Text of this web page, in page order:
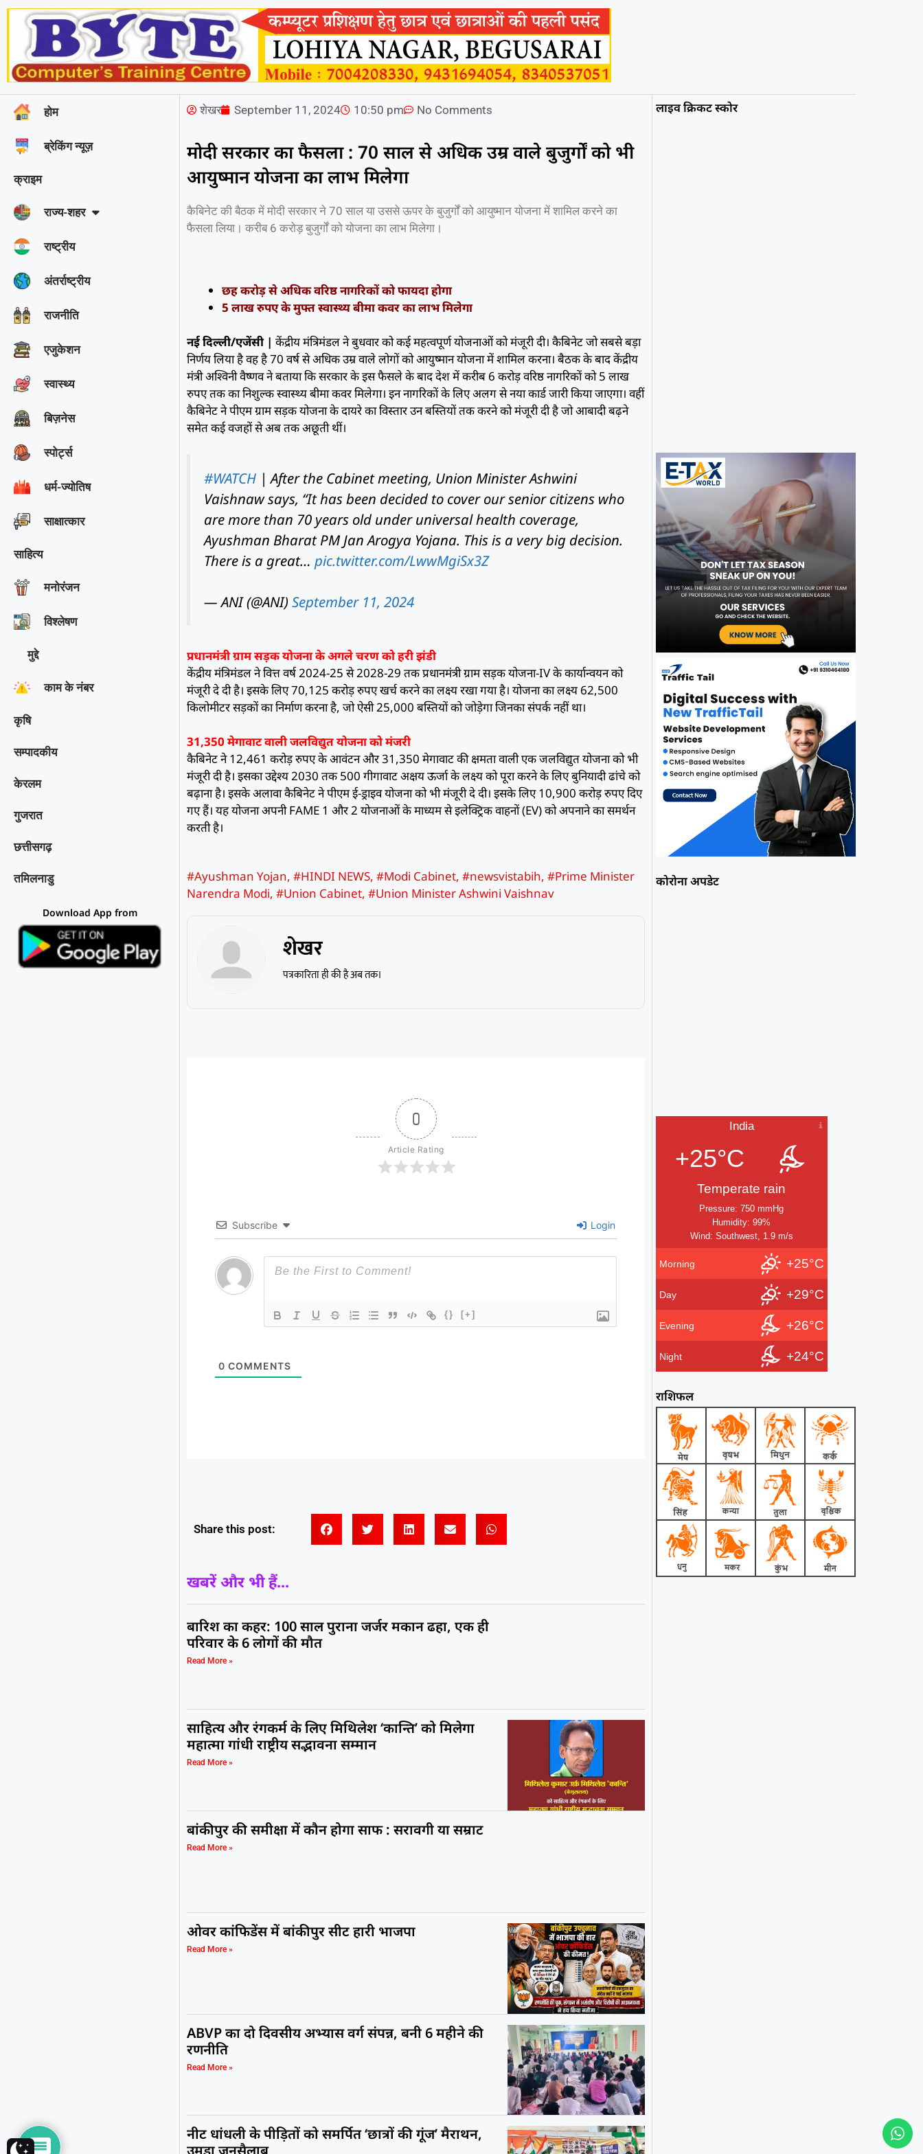
होम
ब्रेकिंग न्यूज़
क्राइम
राज्‍य-शहर
राष्ट्रीय
अंतर्राष्ट्रीय
राजनीति
एजुकेशन
स्वास्थ्य
बिज़नेस
स्पोर्ट्स
धर्म-ज्योतिष
साक्षात्‍कार
साहित्य
मनोरंजन
विश्‍लेषण
मुद्दे
काम के नंबर
कृषि
सम्पादकीय
केरलम
गुजरात
छत्तीसगढ़
तमिलनाडु
Download App from
शेखर September 11, 2024 10:50 pm No Comments
मोदी सरकार का फैसला : 70 साल से अधिक उम्र वाले बुजुर्गों को भी
आयुष्मान योजना का लाभ मिलेगा
कैबिनेट की बैठक में मोदी सरकार ने 70 साल या उससे ऊपर के बुजुर्गों को आयुष्मान योजना में शामिल करने का
फैसला लिया। करीब 6 करोड़ बुजुर्गों को योजना का लाभ मिलेगा।
छह करोड़ से अधिक वरिष्ठ नागरिकों को फायदा होगा
5 लाख रुपए के मुफ्त स्वास्थ्य बीमा कवर का लाभ मिलेगा
नई दिल्ली/एजेंसी | केंद्रीय मंत्रिमंडल ने बुधवार को कई महत्वपूर्ण योजनाओं को मंजूरी दी। कैबिनेट जो सबसे बड़ा
निर्णय लिया है वह है 70 वर्ष से अधिक उम्र वाले लोगों को आयुष्मान योजना में शामिल करना। बैठक के बाद केंद्रीय
मंत्री अश्विनी वैष्णव ने बताया कि सरकार के इस फैसले के बाद देश में करीब 6 करोड़ वरिष्ठ नागरिकों को 5 लाख
रुपए तक का निशुल्क स्वास्थ्य बीमा कवर मिलेगा। इन नागरिकों के लिए अलग से नया कार्ड जारी किया जाएगा। वहीं
कैबिनेट ने पीएम ग्राम सड़क योजना के दायरे का विस्तार उन बस्तियों तक करने को मंजूरी दी है जो आबादी बढ़ने
समेत कई वजहों से अब तक अछूती थीं।
#WATCH | After the Cabinet meeting, Union Minister Ashwini
Vaishnaw says, “It has been decided to cover our senior citizens who
are more than 70 years old under universal health coverage,
Ayushman Bharat PM Jan Arogya Yojana. This is a very big decision.
There is a great…pic.twitter.com/LwwMgiSx3Z
— ANI (@ANI)September 11, 2024
प्रधानमंत्री ग्राम सड़क योजना के अगले चरण को हरी झंडी
केंद्रीय मंत्रिमंडल ने वित्त वर्ष 2024-25 से 2028-29 तक प्रधानमंत्री ग्राम सड़क योजना-IV के कार्यान्वयन को
मंजूरी दे दी है। इसके लिए 70,125 करोड़ रुपए खर्च करने का लक्ष्य रखा गया है। योजना का लक्ष्य 62,500
किलोमीटर सड़कों का निर्माण करना है, जो ऐसी 25,000 बस्तियों को जोड़ेगा जिनका संपर्क नहीं था।
31,350 मेगावाट वाली जलविद्युत योजना को मंजरी
कैबिनेट ने 12,461 करोड़ रुपए के आवंटन और 31,350 मेगावाट की क्षमता वाली एक जलविद्युत योजना को भी
मंजूरी दी है। इसका उद्देश्य 2030 तक 500 गीगावाट अक्षय ऊर्जा के लक्ष्य को पूरा करने के लिए बुनियादी ढांचे को
बढ़ाना है। इसके अलावा कैबिनेट ने पीएम ई-ड्राइव योजना को भी मंजूरी दे दी। इसके लिए 10,900 करोड़ रुपए दिए
गए हैं। यह योजना अपनी FAME 1 और 2 योजनाओं के माध्यम से इलेक्ट्रिक वाहनों (EV) को अपनाने का समर्थन
करती है।
#Ayushman Yojan,#HINDI NEWS,#Modi Cabinet,#newsvistabih,#Prime Minister
Narendra Modi,#Union Cabinet,#Union Minister Ashwini Vaishnav
शेखर
पत्रकारिता ही की है अब तक।
0
Article Rating
Subscribe Login
{} [+]
0 COMMENTS
Share this post:
खबरें और भी हैं...
बारिश का कहर: 100 साल पुराना जर्जर मकान ढहा, एक ही
परिवार के 6 लोगों की मौत
Read More »
साहित्य और रंगकर्म के लिए मिथिलेश ‘कान्ति’ को मिलेगा
महात्मा गांधी राष्ट्रीय सद्भावना सम्मान
Read More »
बांकीपुर की समीक्षा में कौन होगा साफ : सरावगी या सम्राट
Read More »
ओवर कांफिडेंस में बांकीपुर सीट हारी भाजपा
Read More »
ABVP का दो दिवसीय अभ्यास वर्ग संपन्न, बनी 6 महीने की
रणनीति
Read More »
नीट धांधली के पीड़ितों को समर्पित ‘छात्रों की गूंज’ मैराथन,
लाइव क्रिकट स्कोर
कोरोना अपडेट
India
+25°C
Temperate rain
Pressure: 750 mmHg
Humidity: 99%
Wind: Southwest, 1.9 m/s
Morning +25°C
Day +29°C
Evening +26°C
Night +24°C
राशिफल